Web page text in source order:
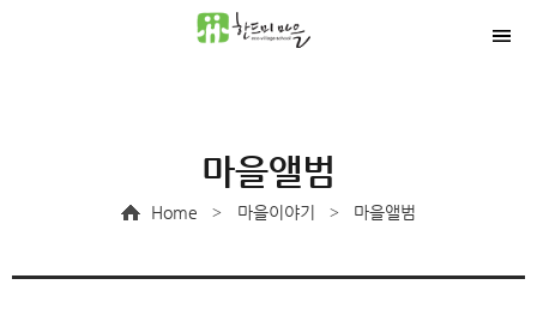
마을앨범
Home > 마을이야기 > 마을앨범